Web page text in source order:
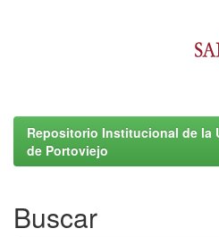
Repositorio Institucional de la
de Portoviejo
Buscar